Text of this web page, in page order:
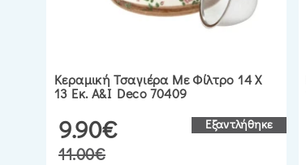
Κεραμική Τσαγιέρα Με Φίλτρο 14 X
13 Εκ. A&I Deco 70409
9.90€
11.00€
Εξαντλήθηκε